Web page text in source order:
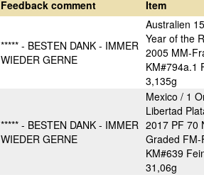
Feedback comment Item
***** - BESTEN DANK - IMMER
WIEDER GERNE
Australien
Year of the
2005 MM-
KM#794a.1
3,135g
***** - BESTEN DANK - IMMER
WIEDER GERNE
Mexico / 1
Libertad
2017 PF 70
Graded
KM#639
31,06g